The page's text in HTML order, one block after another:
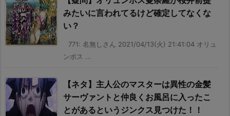
みたいに言われてるけど確定してなくな
い？
771: 名無しさん 2021/04/13(火) 21:41:04 オリュ
ンポス ...
【ネタ】主人公のマスターは異性の金髪
サーヴァントと仲良くお風呂に入ったこ
とがあるというジンクス見つけた！！